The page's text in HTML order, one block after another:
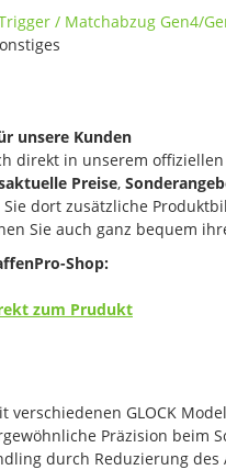
unsere Kunden
direkt in unserem
Preise,
dort zusätzliche
Sie auch ganz bequem
Shop:
zum Prudukt
verschiedenen GLOCK
Präzision beim
durch Reduzierung des